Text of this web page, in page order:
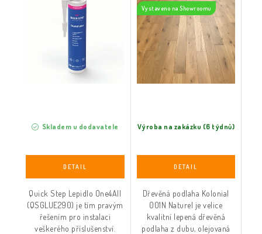
Skladem u dodavatele
Quick Step Lepidlo One4All
(QSGLUE290) je tím pravým
řešením pro instalaci
veškerého příslušenství.
Vystaveno na Showroomu
Výroba na zakázku (6 týdnů)
Dřevěná podlaha Kolonial
001N Naturel je velice
kvalitní lepená dřevěná
podlaha z dubu, olejovaná